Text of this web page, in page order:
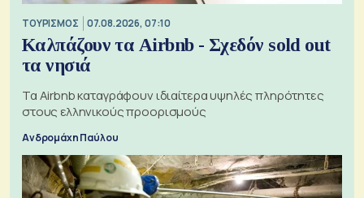
ΤΟΥΡΙΣΜΟΣ 07.08.2026, 07:10
Καλπάζουν τα Airbnb - Σχεδόν sold out
τα νησιά
Τα Airbnb καταγράφουν ιδιαίτερα υψηλές πληρότητες
στους ελληνικούς προορισμούς
Ανδρομάχη Παύλου